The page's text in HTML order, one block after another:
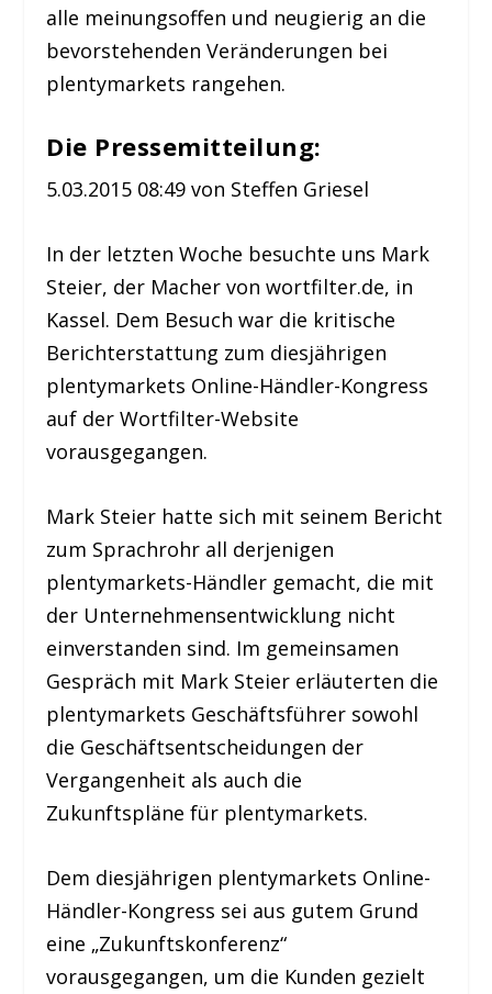
alle meinungsoffen und neugierig an die
bevorstehenden Veränderungen bei
plentymarkets rangehen.
Die Pressemitteilung:
5.03.2015 08:49 von Steffen Griesel
In der letzten Woche besuchte uns Mark
Steier, der Macher von wortfilter.de, in
Kassel. Dem Besuch war die kritische
Berichterstattung zum diesjährigen
plentymarkets Online-Händler-Kongress
auf der Wortfilter-Website
vorausgegangen.
Mark Steier hatte sich mit seinem Bericht
zum Sprachrohr all derjenigen
plentymarkets-Händler gemacht, die mit
der Unternehmensentwicklung nicht
einverstanden sind. Im gemeinsamen
Gespräch mit Mark Steier erläuterten die
plentymarkets Geschäftsführer sowohl
die Geschäftsentscheidungen der
Vergangenheit als auch die
Zukunftspläne für plentymarkets.
Dem diesjährigen plentymarkets Online-
Händler-Kongress sei aus gutem Grund
eine „Zukunftskonferenz“
vorausgegangen, um die Kunden gezielt